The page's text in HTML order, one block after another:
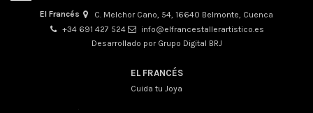
El Francés
C. Melchor Cano, 54, 16640 Belmonte, Cuenca
+34 691 427 524
info@elfrancestallerartistico.es
Desarrollado por Grupo Digital BRJ
EL FRANCÉS
Cuida tu Joya